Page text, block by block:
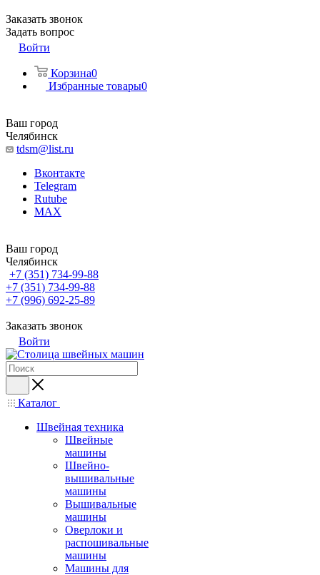
Заказать звонок
Задать вопрос
Войти
Корзина0
Избранные товары0
Ваш город
Челябинск
tdsm@list.ru
Вконтакте
Telegram
Rutube
MAX
Ваш город
Челябинск
+7 (351) 734-99-88
+7 (351) 734-99-88
+7 (996) 692-25-89
Заказать звонок
Войти
Каталог
Швейная техника
Швейные
машины
Швейно-
вышивальные
машины
Вышивальные
машины
Оверлоки и
распошивальные
машины
Машины для